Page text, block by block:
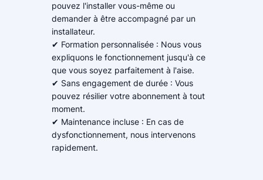
pouvez l'installer vous-même ou
demander à être accompagné par un
installateur.
✔ Formation personnalisée : Nous vous
expliquons le fonctionnement jusqu'à ce
que vous soyez parfaitement à l'aise.
✔ Sans engagement de durée : Vous
pouvez résilier votre abonnement à tout
moment.
✔ Maintenance incluse : En cas de
dysfonctionnement, nous intervenons
rapidement.